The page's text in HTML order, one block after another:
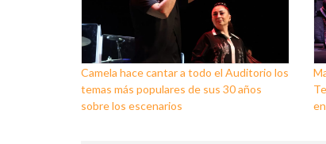
Camela hace cantar a todo el Auditorio los
temas más populares de sus 30 años
sobre los escenarios